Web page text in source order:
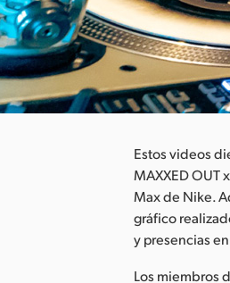
Estos videos
MAXXED OUT
Max de Nike.
gráfico
y presencias
Los miembros